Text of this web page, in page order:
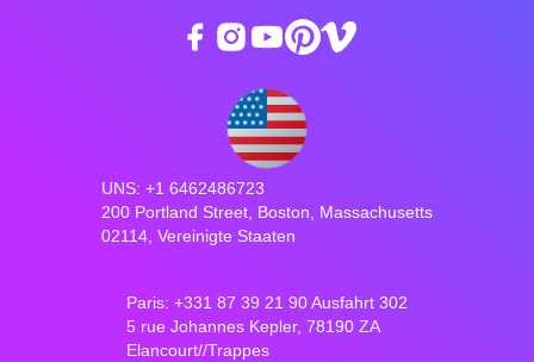
UNS: +1 6462486723
200 Portland Street, Boston, Massachusetts
02114, Vereinigte Staaten
Paris: +331 87 39 21 90 Ausfahrt 302
5 rue Johannes Kepler, 78190 ZA
Elancourt//Trappes